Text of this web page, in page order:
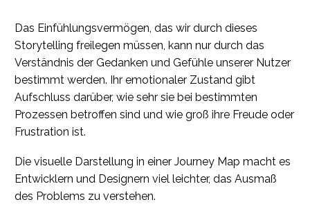
Das Einfühlungsvermögen, das wir durch dieses
Storytelling freilegen müssen, kann nur durch das
Verständnis der Gedanken und Gefühle unserer Nutzer
bestimmt werden. Ihr emotionaler Zustand gibt
Aufschluss darüber, wie sehr sie bei bestimmten
Prozessen betroffen sind und wie groß ihre Freude oder
Frustration ist.
Die visuelle Darstellung in einer Journey Map macht es
Entwicklern und Designern viel leichter, das Ausmaß
des Problems zu verstehen.